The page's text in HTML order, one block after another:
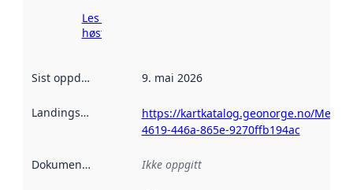
Les mer om
høsting her
Sist oppdatert 9. mai 2026
Landingsside
https://kartkatalog.geonorge.no/
4619-446a-865e-9270ffb194ac
Dokumentasjon Ikke oppgitt